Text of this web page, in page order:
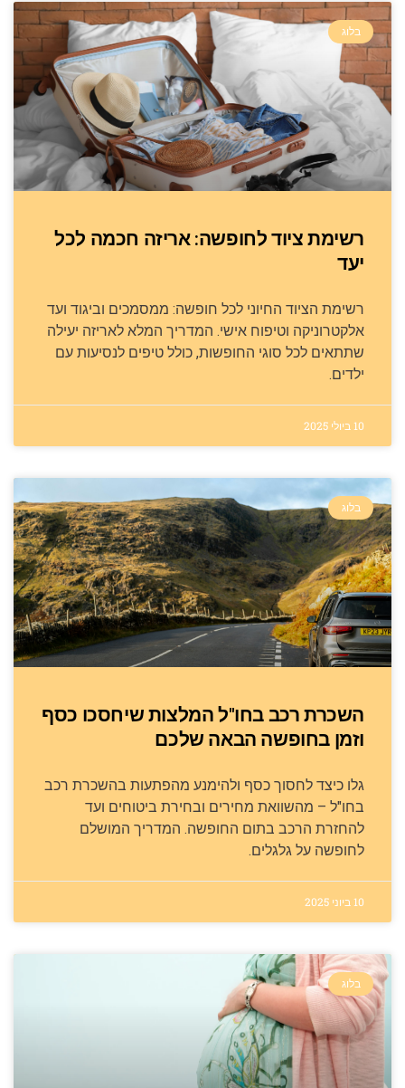
בלוג
רשימת ציוד לחופשה: אריזה חכמה לכל
יעד
רשימת הציוד החיוני לכל חופשה: ממסמכים וביגוד ועד
אלקטרוניקה וטיפוח אישי. המדריך המלא לאריזה יעילה
שתתאים לכל סוגי החופשות, כולל טיפים לנסיעות עם
ילדים.
10 ביולי 2025
בלוג
השכרת רכב בחו"ל המלצות שיחסכו כסף
וזמן בחופשה הבאה שלכם
גלו כיצד לחסוך כסף ולהימנע מהפתעות בהשכרת רכב
בחו"ל – מהשוואת מחירים ובחירת ביטוחים ועד
להחזרת הרכב בתום החופשה. המדריך המושלם
לחופשה על גלגלים.
10 ביוני 2025
בלוג